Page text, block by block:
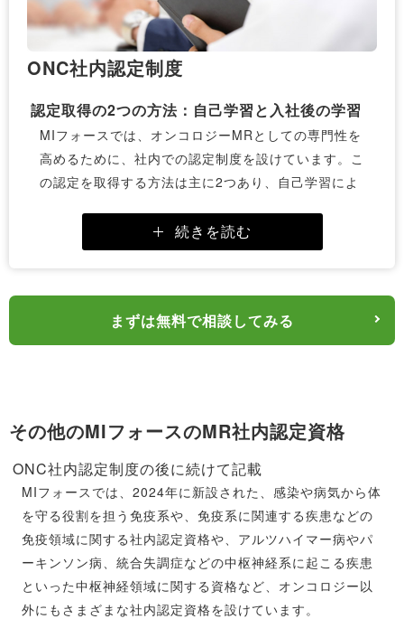
ONC社内認定制度
認定取得の2つの方法：自己学習と入社後の学習
MIフォースでは、オンコロジーMRとしての専門性を
高めるために、社内での認定制度を設けています。こ
の認定を取得する方法は主に2つあり、自己学習によ
を取得する方法です。
MIフォースでは、当社では製薬企業にも提供する
ONC専門の研修コンテンツが多社員数あるため、社
員はそういったツールや機会を積極的に活用すること
MIフォースでは、トレーニングとして、応募制で日
本ファーマ・オンコロジー試験を無料で受験できる機
会を提供しています。日本ファーマ・オンコロジー試
験は、がんの領域に携わる医師がどのような知識やス
キルをMRに求めているのだろうか、というお言葉か
ら、医師が自らその知識を作問する、というコンセプ
トで試験問題を作成し、オンコロジーMRとしての自
らの位置を理解してもらうことを目的にした試験問題
続きを読む
まずは無料で相談してみる
その他のMIフォースのMR社内認定資格
ONC社内認定制度の後に続けて記載
MIフォースでは、2024年に新設された、感染や病気から体
を守る役割を担う免疫系や、免疫系に関連する疾患などの
免疫領域に関する社内認定資格や、アルツハイマー病やパ
ーキンソン病、統合失調症などの中枢神経系に起こる疾患
といった中枢神経領域に関する資格など、オンコロジー以
外にもさまざまな社内認定資格を設けています。